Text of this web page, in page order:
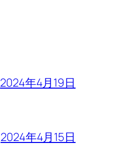
2024年4月19日
2024年4月15日